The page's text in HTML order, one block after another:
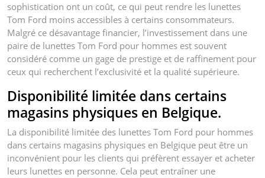
sophistication ont un coût, ce qui peut rendre les lunettes
Tom Ford moins accessibles à certains consommateurs.
Malgré ce désavantage financier, l’investissement dans une
paire de lunettes Tom Ford pour hommes est souvent
considéré comme un gage de prestige et de raffinement pour
ceux qui recherchent l’exclusivité et la qualité supérieure.
Disponibilité limitée dans certains
magasins physiques en Belgique.
La disponibilité limitée des lunettes Tom Ford pour hommes
dans certains magasins physiques en Belgique peut être un
inconvénient pour les clients qui préfèrent essayer et acheter
leurs lunettes en personne. Cela peut entraîner une